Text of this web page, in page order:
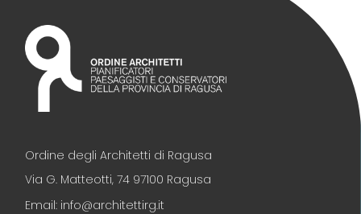
Ordine degli Architetti di Ragusa
Via G. Matteotti, 74 97100 Ragusa
Email: info@architettirg.it